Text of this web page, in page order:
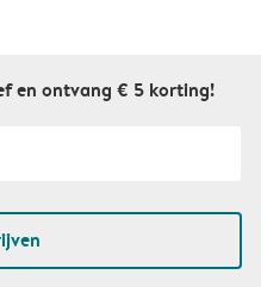
en ontvang € 5 korting!